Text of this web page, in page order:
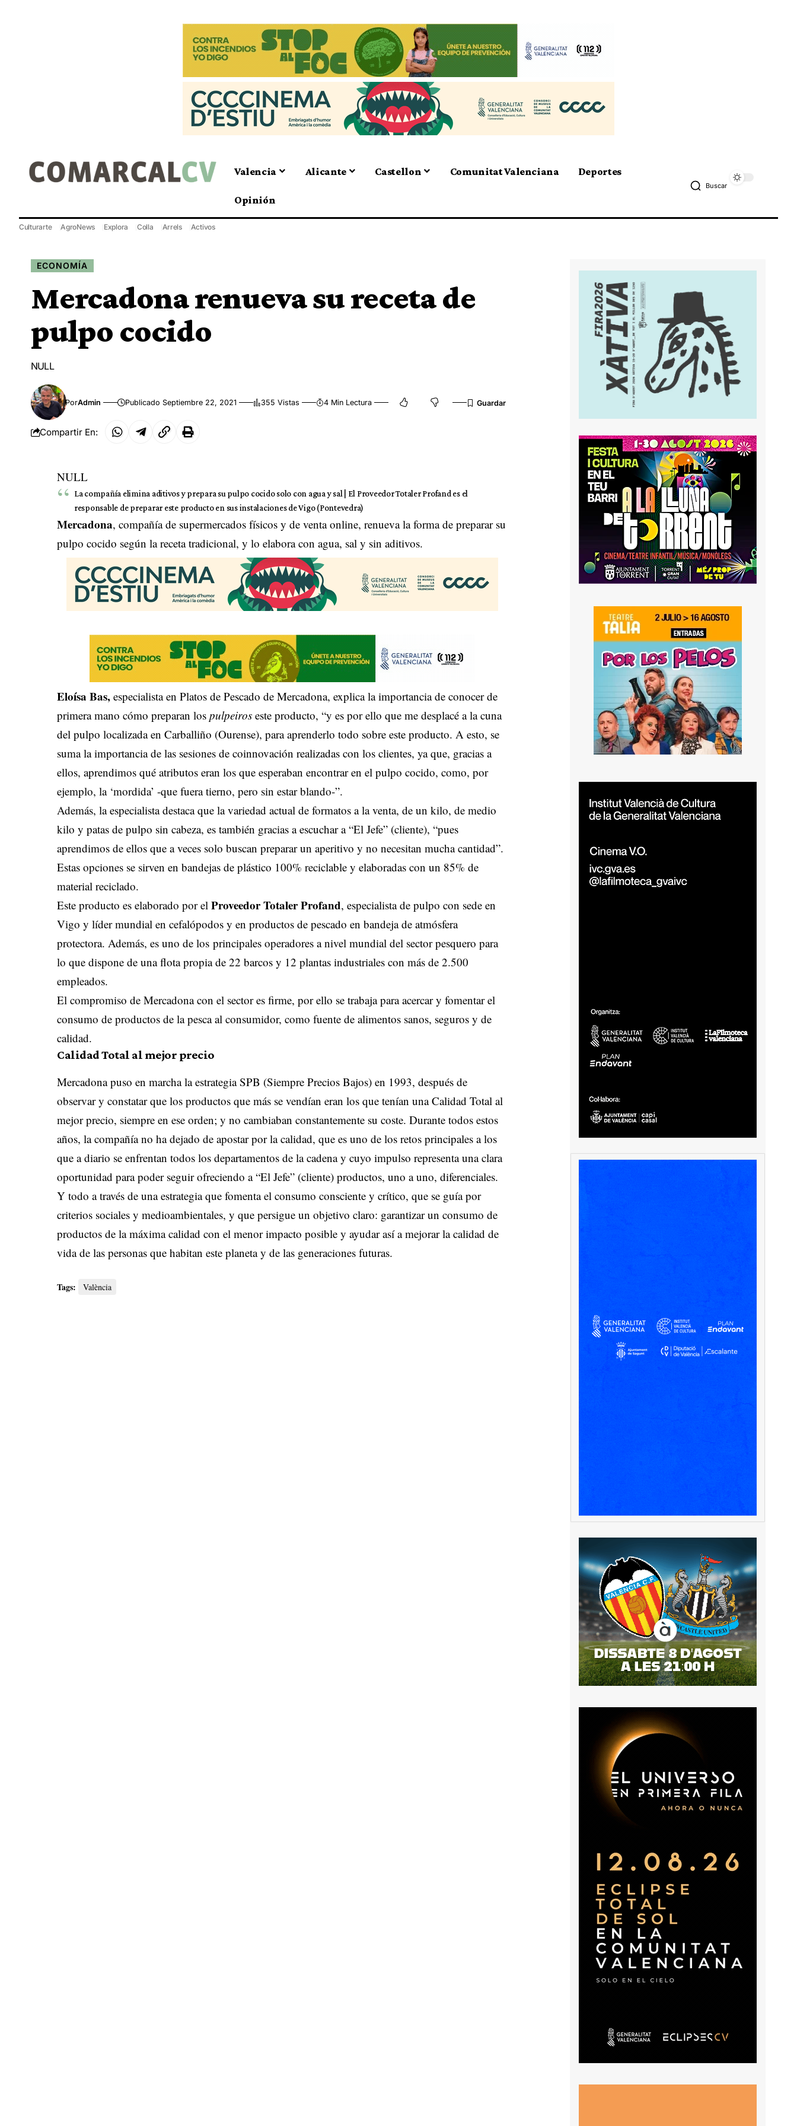
Valencia Alicante Castellon Comunitat Valenciana Deportes
Opinión
Buscar
Culturarte AgroNews Explora Colla Arrels Activos
ECONOMÍA
Mercadona renueva su receta de
pulpo cocido
NULL
PorAdmin Publicado Septiembre 22, 2021 355 Vistas 4 Min Lectura
Compartir En:
NULL
La compañía elimina aditivos y prepara su pulpo cocido solo con agua y sal | El Proveedor Totaler Profand es el
responsable de preparar este producto en sus instalaciones de Vigo (Pontevedra)
Mercadona, compañía de supermercados físicos y de venta online, renueva la forma de preparar su
pulpo cocido según la receta tradicional, y lo elabora con agua, sal y sin aditivos.
Eloísa Bas, especialista en Platos de Pescado de Mercadona, explica la importancia de conocer de
primera mano cómo preparan lospulpeiros este producto, “y es por ello que me desplacé a la cuna
del pulpo localizada en Carballiño (Ourense), para aprenderlo todo sobre este producto. A esto, se
suma la importancia de las sesiones de coinnovación realizadas con los clientes, ya que, gracias a
ellos, aprendimos qué atributos eran los que esperaban encontrar en el pulpo cocido, como, por
ejemplo, la ‘mordida’ -que fuera tierno, pero sin estar blando-”.
Además, la especialista destaca que la variedad actual de formatos a la venta, de un kilo, de medio
kilo y patas de pulpo sin cabeza, es también gracias a escuchar a “El Jefe” (cliente), “pues
aprendimos de ellos que a veces solo buscan preparar un aperitivo y no necesitan mucha cantidad”.
Estas opciones se sirven en bandejas de plástico 100% reciclable y elaboradas con un 85% de
material reciclado.
Este producto es elaborado por elProveedor Totaler Profand, especialista de pulpo con sede en
Vigo y líder mundial en cefalópodos y en productos de pescado en bandeja de atmósfera
protectora. Además, es uno de los principales operadores a nivel mundial del sector pesquero para
lo que dispone de una flota propia de 22 barcos y 12 plantas industriales con más de 2.500
empleados.
El compromiso de Mercadona con el sector es firme, por ello se trabaja para acercar y fomentar el
consumo de productos de la pesca al consumidor, como fuente de alimentos sanos, seguros y de
calidad.
Calidad Total al mejor precio
Mercadona puso en marcha la estrategia SPB (Siempre Precios Bajos) en 1993, después de
observar y constatar que los productos que más se vendían eran los que tenían una Calidad Total al
mejor precio, siempre en ese orden; y no cambiaban constantemente su coste. Durante todos estos
años, la compañía no ha dejado de apostar por la calidad, que es uno de los retos principales a los
que a diario se enfrentan todos los departamentos de la cadena y cuyo impulso representa una clara
oportunidad para poder seguir ofreciendo a “El Jefe” (cliente) productos, uno a uno, diferenciales.
Y todo a través de una estrategia que fomenta el consumo consciente y crítico, que se guía por
criterios sociales y medioambientales, y que persigue un objetivo claro: garantizar un consumo de
productos de la máxima calidad con el menor impacto posible y ayudar así a mejorar la calidad de
vida de las personas que habitan este planeta y de las generaciones futuras.
Tags: València